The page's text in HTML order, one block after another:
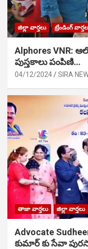
జిల్లా వార్తలు ట్రేండింగ్
Alphores VNR:
పుస్తకాలు పంపిణి…
04/12/2024 SIRA
తాజా వార్తలు జిల్లా వార్తలు
Advocate
కుమార్ కు సేవా